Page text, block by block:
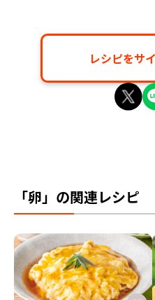
レシピをサ
「卵」の関連レシピ